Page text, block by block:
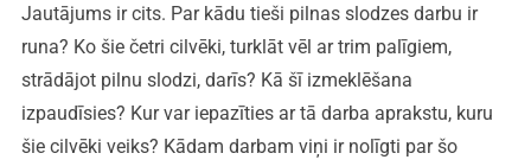
Jautājums ir cits. Par kādu tieši pilnas slodzes darbu ir
runa? Ko šie četri cilvēki, turklāt vēl ar trim palīgiem,
strādājot pilnu slodzi, darīs? Kā šī izmeklēšana
izpaudīsies? Kur var iepazīties ar tā darba aprakstu, kuru
šie cilvēki veiks? Kādam darbam viņi ir nolīgti par šo